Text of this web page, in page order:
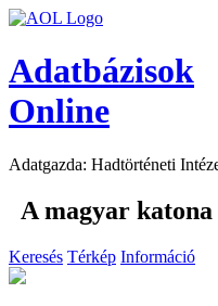
Adatbázisok
Online
Adatgazda: Hadtörténeti
A magyar
Keresés Térkép Információ